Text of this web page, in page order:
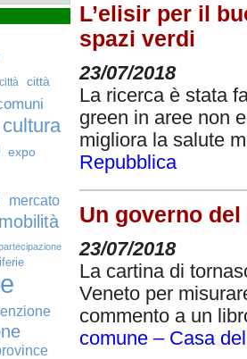
città
città
cultura
expo
mercato
mobilità
L’elisir per il
spazi verdi
23/07/2018
La ricerca è stata
green in aree non
migliora la salute
Repubblica
Un governo
23/07/2018
La cartina di
Veneto per
commento a un
comune – Casa